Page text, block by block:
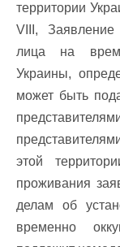
территории
VIII,
лица на
Украины,
может быть
этой
проживания
делам об
временно